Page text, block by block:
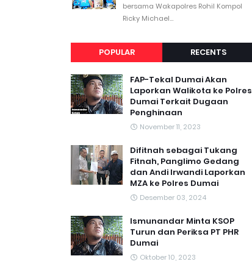
bersama Wakapolres Rohil Kompol
Ricky Michael...
POPULAR RECENTS
FAP-Tekal Dumai Akan
Laporkan Walikota ke Polres
Dumai Terkait Dugaan
Penghinaan
November 11, 2023
Difitnah sebagai Tukang
Fitnah, Panglimo Gedang
dan Andi Irwandi Laporkan
MZA ke Polres Dumai
Desember 03, 2024
Ismunandar Minta KSOP
Turun dan Periksa PT PHR
Dumai
Oktober 10, 2023